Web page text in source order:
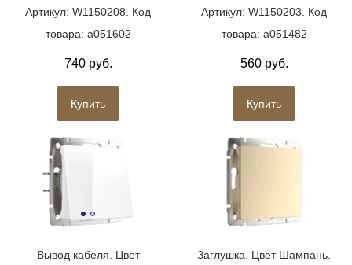
Артикул: W1150208. Код
товара: a051602
740 руб.
Купить
Артикул: W1150203. Код
товара: a051482
560 руб.
Купить
Вывод кабеля. Цвет
Заглушка. Цвет Шампань.